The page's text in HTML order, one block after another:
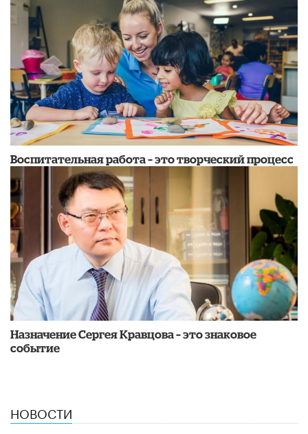
Воспитательная работа – это творческий процесс
Назначение Сергея Кравцова – это знаковое
событие
НОВОСТИ